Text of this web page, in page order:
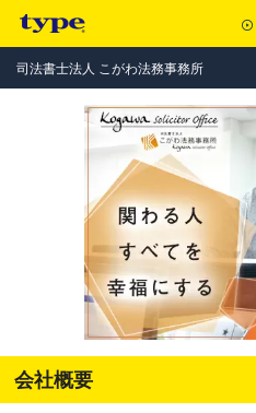
司法書士法人 こがわ法務事務所
会社概要